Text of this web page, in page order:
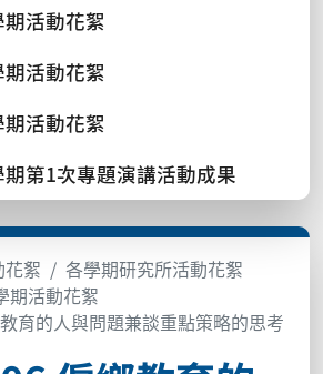
活動花絮
活動花絮
活動花絮
第1次專題演講活動成果
絮
各學期研究所活動花絮
期活動花絮
育的人與問題兼談重點策略的思考